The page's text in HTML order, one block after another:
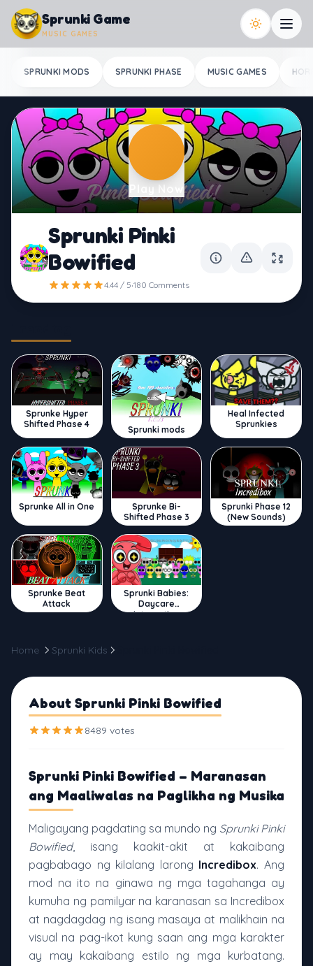
Skip to content
Sprunki Game
MUSIC GAMES
SPRUNKI MODS SPRUNKI PHASE MUSIC GAMES
Play Now
Sprunki Pinki
Bowified
4.44 / 5·180 Comments
Sprunke Hyper
Shifted Phase 4
Sprunki mods
Heal Infected
Sprunkies
Sprunke All in One
Sprunke Bi-
Shifted Phase 3
Sprunki Phase 12
(New Sounds)
Sprunke Beat
Attack
Sprunki Babies:
Daycare
Interactive
Home Sprunki Kids
About Sprunki Pinki Bowified
8489 votes
Sprunki Pinki Bowified – Maranasan
ang Maaliwalas na Paglikha ng Musika
Maligayang pagdating sa mundo ng Sprunki Pinki
Bowified, isang kaakit-akit at kakaibang
pagbabago ng kilalang larong Incredibox. Ang
mod na ito na ginawa ng mga tagahanga ay
kumuha ng pamilyar na karanasan sa Incredibox
at nagdagdag ng isang masaya at malikhain na
visual na pag-ikot kung saan ang mga karakter
ay may kakaibang estilo ng mga kurbatang.